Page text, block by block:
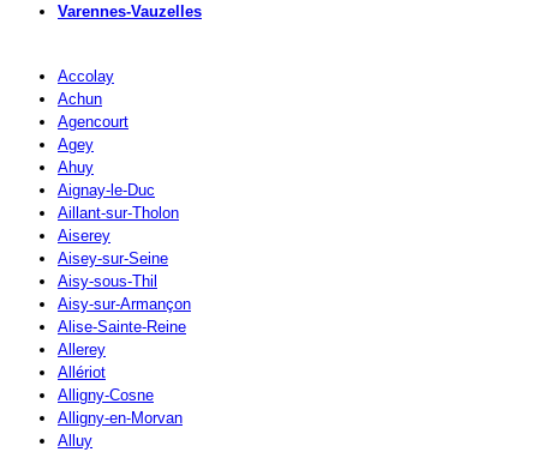
Varennes-Vauzelles
Accolay
Achun
Agencourt
Agey
Ahuy
Aignay-le-Duc
Aillant-sur-Tholon
Aiserey
Aisey-sur-Seine
Aisy-sous-Thil
Aisy-sur-Armançon
Alise-Sainte-Reine
Allerey
Allériot
Alligny-Cosne
Alligny-en-Morvan
Alluy